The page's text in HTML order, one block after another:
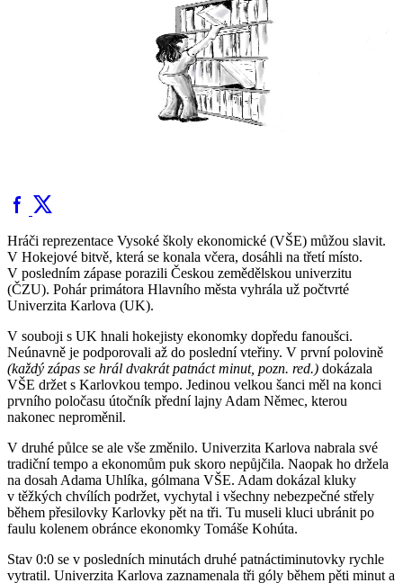
Hráči reprezentace Vysoké školy ekonomické (VŠE) můžou slavit.
V Hokejové bitvě, která se konala včera, dosáhli na třetí místo.
V posledním zápase porazili Českou zemědělskou univerzitu
(ČZU). Pohár primátora Hlavního města vyhrála už počtvrté
Univerzita Karlova (UK).
V souboji s UK hnali hokejisty ekonomky dopředu fanoušci.
Neúnavně je podporovali až do poslední vteřiny. V první polovině
(každý zápas se hrál dvakrát patnáct minut, pozn. red.) dokázala
VŠE držet s Karlovkou tempo. Jedinou velkou šanci měl na konci
prvního poločasu útočník přední lajny Adam Němec, kterou
nakonec neproměnil.
V druhé půlce se ale vše změnilo. Univerzita Karlova nabrala své
tradiční tempo a ekonomům puk skoro nepůjčila. Naopak ho držela
na dosah Adama Uhlíka, gólmana VŠE. Adam dokázal kluky
v těžkých chvílích podržet, vychytal i všechny nebezpečné střely
během přesilovky Karlovky pět na tři. Tu museli kluci ubránit po
faulu kolenem obránce ekonomky Tomáše Kohúta.
Stav 0:0 se v posledních minutách druhé patnáctiminutovky rychle
vytratil. Univerzita Karlova zaznamenala tři góly během pěti minut a